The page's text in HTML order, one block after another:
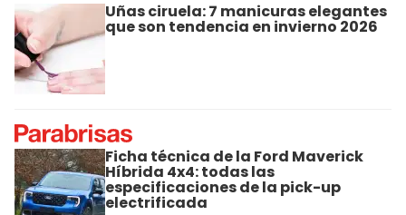
Uñas ciruela: 7 manicuras elegantes
que son tendencia en invierno 2026
Ficha técnica de la Ford Maverick
Híbrida 4x4: todas las
especificaciones de la pick-up
electrificada